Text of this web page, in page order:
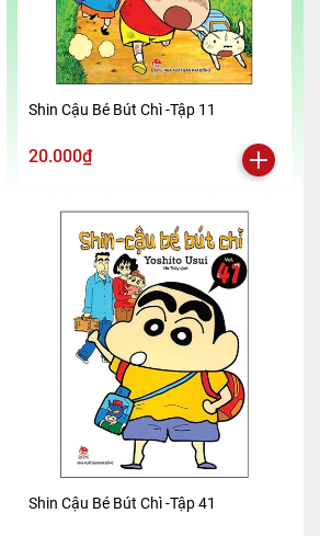
Shin Cậu Bé Bút Chì -Tập 11
20.000₫
Shin Cậu Bé Bút Chì -Tập 41